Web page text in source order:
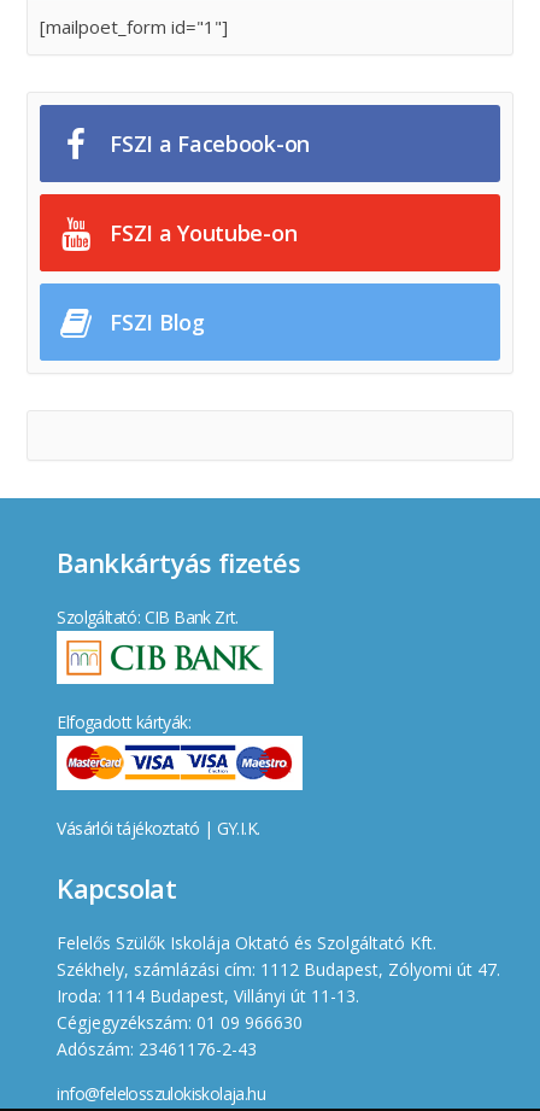
[mailpoet_form id="1"]
FSZI a Facebook-on
FSZI a Youtube-on
FSZI Blog
Bankkártyás fizetés
Szolgáltató: CIB Bank Zrt.
Elfogadott kártyák:
Vásárlói tájékoztató | GY.I.K.
Kapcsolat
Felelős Szülők Iskolája Oktató és Szolgáltató Kft.
Székhely, számlázási cím: 1112 Budapest, Zólyomi út 47.
Iroda: 1114 Budapest, Villányi út 11-13.
Cégjegyzékszám: 01 09 966630
Adószám: 23461176-2-43
info@felelosszulokiskolaja.hu